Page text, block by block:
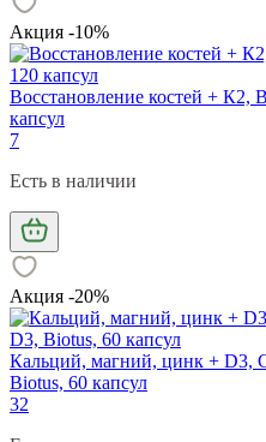
Акция -10%
Восстановление костей + К2,
капсул
7
Есть в наличии
Акция -20%
Кальций, магний, цинк + D3,
Biotus, 60 капсул
32